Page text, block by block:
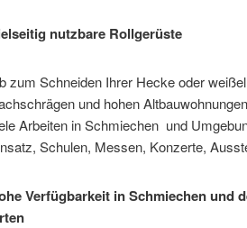
nutzbare Rollgerüste
zum Schneiden Ihrer Hecke oder
und hohen
Arbeiten in Schmiechen und
Schulen, Messen, Konzerte,
Verfügbarkeit in Schmiechen und